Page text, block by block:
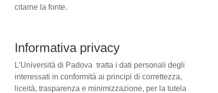
citarne la fonte.
Informativa privacy
L’Università di Padova tratta i dati personali degli
interessati in conformità ai principi di correttezza,
liceità, trasparenza e minimizzazione, per la tutela